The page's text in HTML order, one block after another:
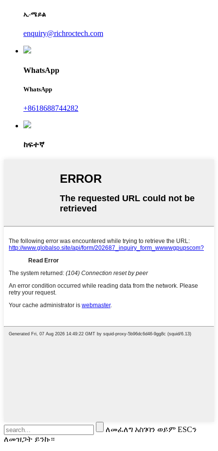
ኢ-ሜይል
enquiry@richroctech.com
WhatsApp
WhatsApp
+8618688744282
ከፍተኛ
ለመፈለግ አስገባን ወይም ESCን
ለመዝጋት ይንኩ።